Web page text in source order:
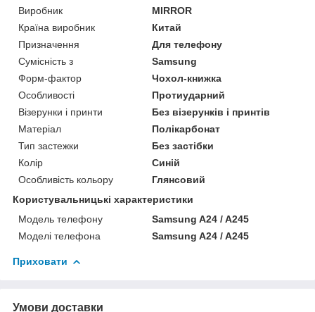
Виробник
MIRROR
Країна виробник
Китай
Призначення
Для телефону
Сумісність з
Samsung
Форм-фактор
Чохол-книжка
Особливості
Протиударний
Візерунки і принти
Без візерунків і принтів
Матеріал
Полікарбонат
Тип застежки
Без застібки
Колір
Синій
Особливість кольору
Глянсовий
Користувальницькі характеристики
Модель телефону
Samsung A24 / A245
Моделі телефона
Samsung A24 / A245
Приховати
Умови доставки